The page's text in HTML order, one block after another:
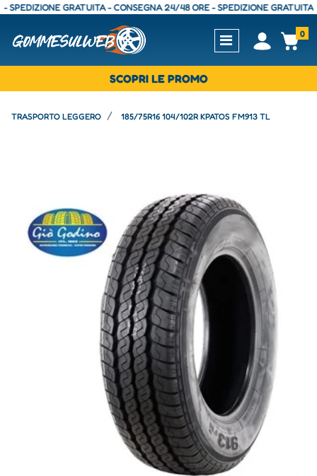
GRATUITA - CONSEGNA 24/48 ORE - SPEDIZIONE GRATUITA -
Open0
SCOPRI LE PROMO
TRASPORTO LEGGERO 185/75R16 104/102R KPATOS FM913 TL